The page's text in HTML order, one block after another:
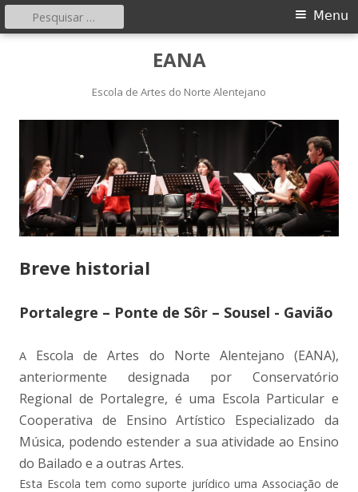
EANA
Escola de Artes do Norte Alentejano
Menu
principal
Menu
Pesquisar
por:
Breve historial
Portalegre – Ponte de Sôr – Sousel - Gavião
A Escola de Artes do Norte Alentejano (EANA),
anteriormente designada por Conservatório
Regional de Portalegre, é uma Escola Particular e
Cooperativa de Ensino Artístico Especializado da
Música, podendo estender a sua atividade ao Ensino
do Bailado e a outras Artes.
Esta Escola tem como suporte jurídico uma Associação de